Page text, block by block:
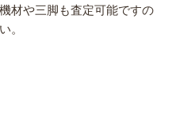
材や三脚も査定可能ですの
。